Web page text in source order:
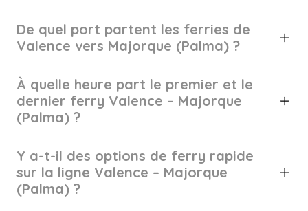
De quel port partent les ferries de
Valence vers Majorque (Palma) ?
À quelle heure part le premier et le
dernier ferry Valence – Majorque
(Palma) ?
Y a-t-il des options de ferry rapide
sur la ligne Valence – Majorque
(Palma) ?